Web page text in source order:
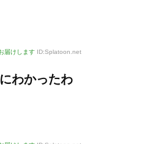
届けします ID:Splatoon.net
わかったわ